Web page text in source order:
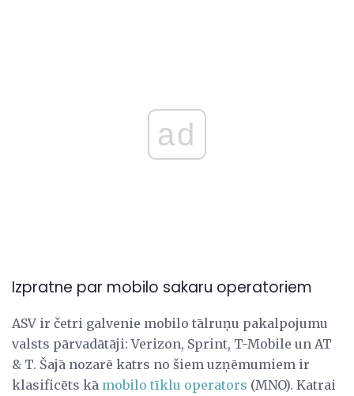
ad
Izpratne par mobilo sakaru operatoriem
ASV ir četri galvenie mobilo tālruņu pakalpojumu
valsts pārvadātāji: Verizon, Sprint, T-Mobile un AT
& T. Šajā nozarē katrs no šiem uzņēmumiem ir
klasificēts kā mobilo tīklu operators (MNO). Katrai